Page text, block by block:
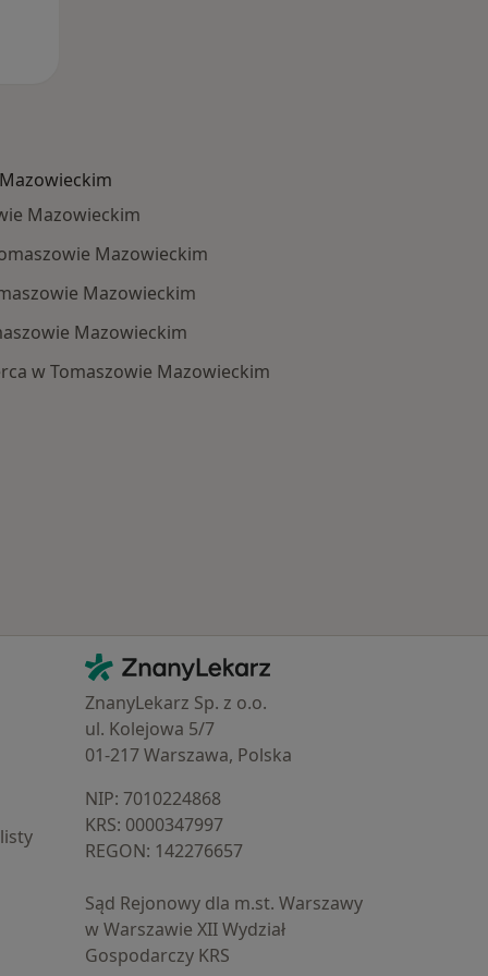
Mazowieckim
Mazowieckim
Mazowieckim
Mazowieckim
w Tomaszowie Mazowieckim
Kontakt
ZnanyLekarz - Strona główna
ZnanyLekarz Sp. z o.o.
ul. Kolejowa 5/7
01-217 Warszawa, Polska
NIP: ⁠7010224868
KRS: ⁠0000347997
REGON: ⁠142276657
Sąd Rejonowy dla m.st. Warszawy
w Warszawie XII Wydział
Gospodarczy KRS